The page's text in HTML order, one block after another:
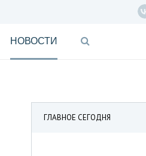
НОВОСТИ
ГЛАВНОЕ СЕГОДНЯ